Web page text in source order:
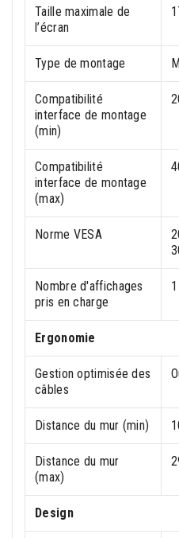
Taille maximale de
l’écran
Type de montage
Compatibilité
interface de montage
(min)
Compatibilité
interface de montage
(max)
Norme VESA
Nombre d'affichages
pris en charge
1
Ergonomie
Gestion optimisée des
câbles
Distance du mur (min)
Distance du mur
(max)
Design